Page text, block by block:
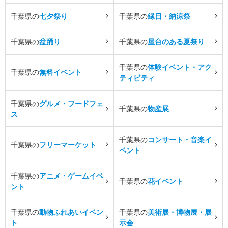
千葉県の七夕祭り 千葉県の縁日・納涼祭
千葉県の盆踊り 千葉県の屋台のある夏祭り
千葉県の無料イベント
千葉県の体験イベント・アク
ティビティ
千葉県のグルメ・フードフェ
ス
千葉県の物産展
千葉県のフリーマーケット
千葉県のコンサート・音楽イ
ベント
千葉県のアニメ・ゲームイベ
ント
千葉県の花イベント
千葉県の動物ふれあいイベン
ト
千葉県の美術展・博物展・展
示会